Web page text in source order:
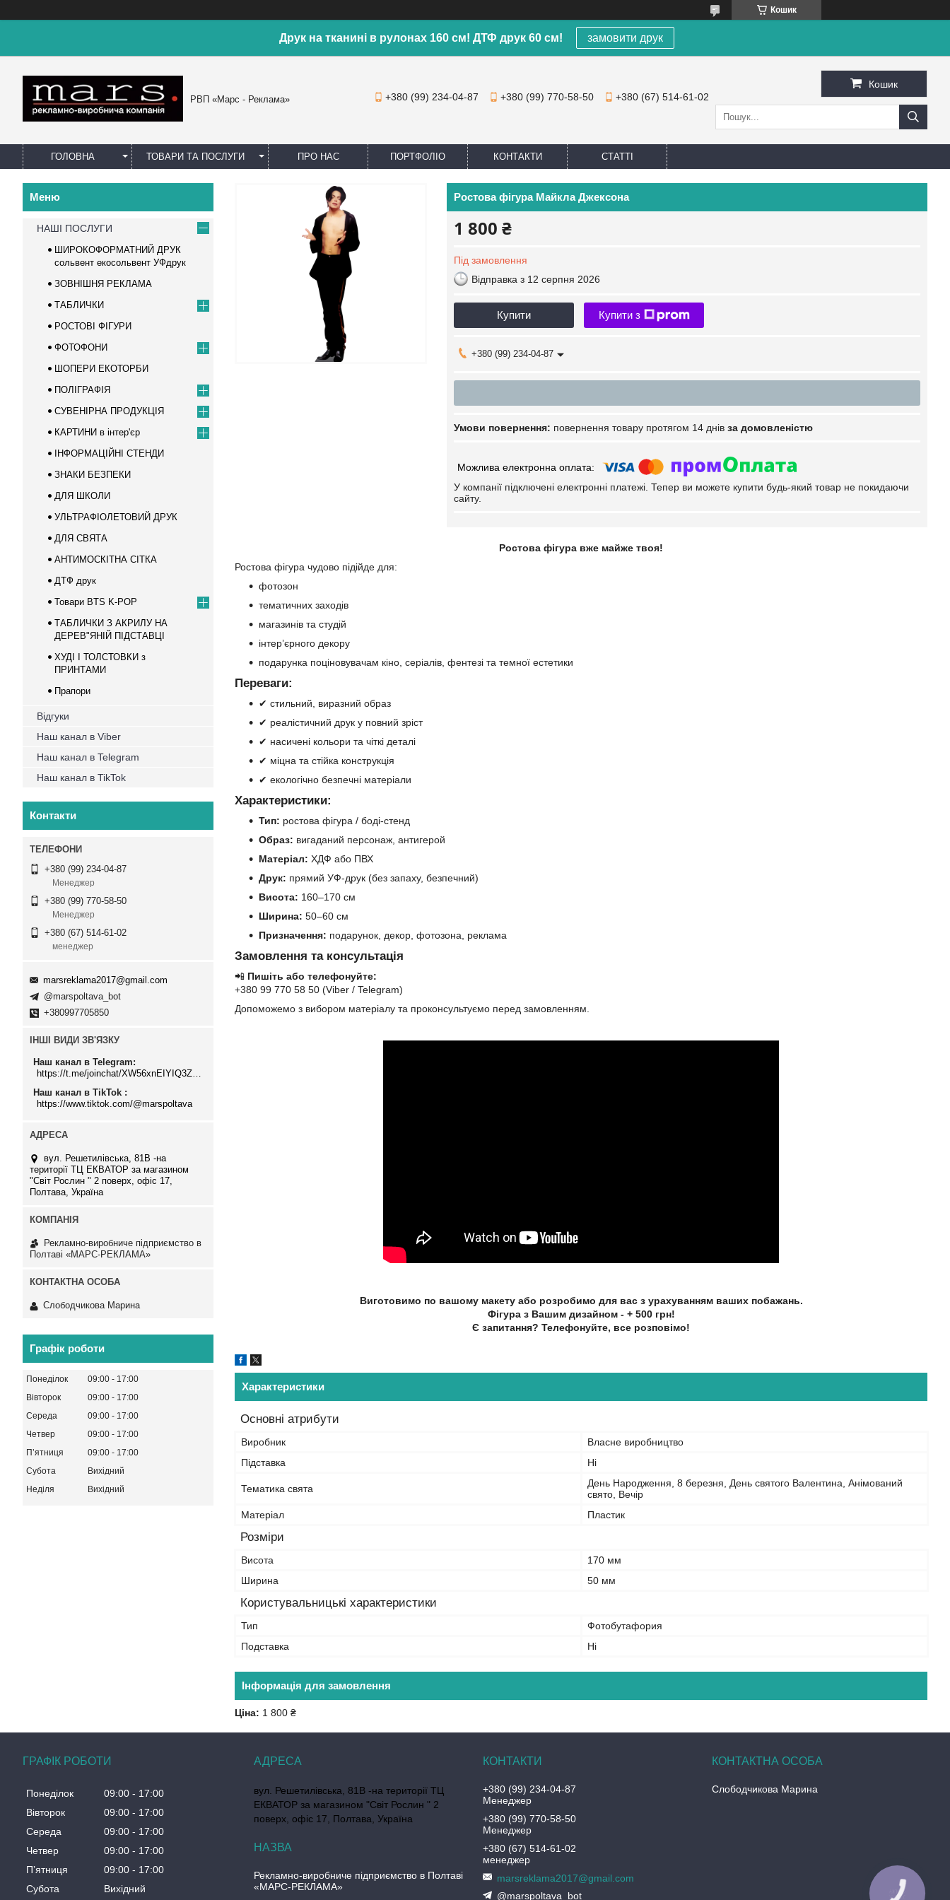
Кошик
Друк на тканині в рулонах 160 см! ДТФ друк 60 см! замовити друк
РВП «Марс - Реклама» +380 (99) 234-04-87 +380 (99) 770-58-50 +380 (67) 514-61-02
Кошик
ГОЛОВНА ТОВАРИ ТА ПОСЛУГИ ПРО НАС ПОРТФОЛІО КОНТАКТИ СТАТТІ
Ростова фігура Майкла Джексона
1 800 ₴
Під замовлення
Відправка з 12 серпня 2026
Купити Купити з
+380 (99) 234-04-87
повернення товару протягом 14 днів за домовленістю
У компанії підключені електронні платежі. Тепер ви можете купити будь-який товар не покидаючи
сайту.
Ростова фігура вже майже твоя!
Ростова фігура чудово підійде для:
фотозон
тематичних заходів
магазинів та студій
інтер’єрного декору
подарунка поціновувачам кіно, серіалів, фентезі та темної естетики
Переваги:
✔ стильний, виразний образ
✔ реалістичний друк у повний зріст
✔ насичені кольори та чіткі деталі
✔ міцна та стійка конструкція
✔ екологічно безпечні матеріали
Характеристики:
Тип: ростова фігура / боді-стенд
Образ: вигаданий персонаж, антигерой
Матеріал: ХДФ або ПВХ
Друк: прямий УФ-друк (без запаху, безпечний)
Висота: 160–170 см
Ширина: 50–60 см
Призначення: подарунок, декор, фотозона, реклама
Замовлення та консультація
📲 Пишіть або телефонуйте:
+380 99 770 58 50 (Viber / Telegram)
Допоможемо з вибором матеріалу та проконсультуємо перед замовленням.
Виготовимо по вашому макету або розробимо для вас з урахуванням ваших побажань.
Фігура з Вашим дизайном - + 500 грн!
Є запитання? Телефонуйте, все розповімо!
Характеристики
Основні атрибути
Виробник
Власне виробництво
Підставка
Ні
Тематика свята
День Народження, 8 березня, День святого Валентина, Анімований
свято, Вечір
Матеріал
Пластик
Розміри
Висота
170 мм
Ширина
50 мм
Користувальницькі характеристики
Тип
Фотобутафория
Подставка
Ні
Інформація для замовлення
Ціна: 1 800 ₴
НАШІ ПОСЛУГИ
ШИРОКОФОРМАТНИЙ ДРУК
сольвент екосольвент УФдрук
ЗОВНІШНЯ РЕКЛАМА
ТАБЛИЧКИ
РОСТОВІ ФІГУРИ
ФОТОФОНИ
ШОПЕРИ ЕКОТОРБИ
ПОЛІГРАФІЯ
СУВЕНІРНА ПРОДУКЦІЯ
КАРТИНИ в інтер'єр
ІНФОРМАЦІЙНІ СТЕНДИ
ЗНАКИ БЕЗПЕКИ
ДЛЯ ШКОЛИ
УЛЬТРАФІОЛЕТОВИЙ ДРУК
ДЛЯ СВЯТА
АНТИМОСКІТНА СІТКА
ДТФ друк
Товари BTS K-POP
ТАБЛИЧКИ З АКРИЛУ НА
ДЕРЕВ"ЯНІЙ ПІДСТАВЦІ
ХУДІ І ТОЛСТОВКИ з
ПРИНТАМИ
Прапори
Відгуки
Наш канал в Viber
Наш канал в Telegram
Наш канал в TikTok
Контакти
+380 (99) 234-04-87
Менеджер
+380 (99) 770-58-50
Менеджер
+380 (67) 514-61-02
менеджер
marsreklama2017@gmail.com
@marspoltava_bot
+380997705850
ІНШІ ВИДИ ЗВ'ЯЗКУ
Наш канал в Telegram
https://t.me/joinchat/XW56xnEIYIQ3ZTJi
Наш канал в TikTok
https://www.tiktok.com/@marspoltava
вул. Решетилівська, 81В -на
території ТЦ ЕКВАТОР за магазином
"Світ Рослин " 2 поверх, офіс 17,
Полтава, Україна
Рекламно-виробниче підприємство в
Полтаві «МАРС-РЕКЛАМА»
Слободчикова Марина
Графік роботи
Понеділок 09:00
17:00
Вівторок
09:00
17:00
Середа
09:00
17:00
Четвер
09:00
17:00
Пʼятниця
09:00
17:00
Субота
Вихідний
Неділя
Вихідний
ГРАФІК РОБОТИ
Понеділок 09:00
17:00
Вівторок
09:00
17:00
Середа
09:00
17:00
Четвер
09:00
17:00
Пʼятниця
09:00
17:00
Субота
Вихідний
вул. Решетилівська, 81В -на території ТЦ
ЕКВАТОР за магазином "Світ Рослин " 2
поверх, офіс 17, Полтава, Україна
Рекламно-виробниче підприємство в Полтаві
«МАРС-РЕКЛАМА»
+380 (99) 234-04-87
Менеджер
+380 (99) 770-58-50
Менеджер
+380 (67) 514-61-02
менеджер
marsreklama2017@gmail.com
@marspoltava_bot
Слободчикова Марина
КНОПКА
ЗВ'ЯЗКУ